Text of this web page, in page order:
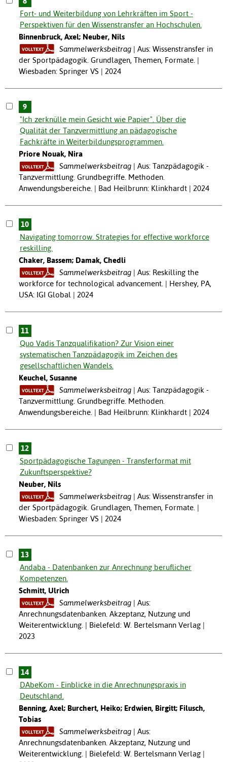
Fort- und Weiterbildung von Lehrkräften im Sport -
Perspektiven für den Wissenstransfer an Hochschulen.
Binnenbruck, Axel; Neuber, Nils
Sammelwerksbeitrag
Aus: Wissenstransfer in
der Sportpädagogik. Grundlagen, Themen, Formate. |
Wiesbaden: Springer VS | 2024
9
"Ich zerknülle mein Gesicht wie Papier". Über die
Qualität der Tanzvermittlung an pädagogische
Fachkräfte in Weiterbildungsprogrammen.
Priore Nouak, Nira
Sammelwerksbeitrag
Aus: Tanzpädagogik -
Tanzvermittlung. Grundbegriffe. Methoden.
Anwendungsbereiche. | Bad Heilbrunn: Klinkhardt | 2024
10
Navigating tomorrow. Strategies for effective workforce
reskilling.
Chaker, Bassem; Damak, Chedli
Sammelwerksbeitrag
Aus: Reskilling the
workforce for technological advancement. | Hershey, PA,
USA: IGI Global | 2024
11
Quo Vadis Tanzqualifikation? Zur Vision einer
systematischen Tanzpädagogik im Zeichen des
gesellschaftlichen Wandels.
Keuchel, Susanne
Sammelwerksbeitrag
Aus: Tanzpädagogik -
Tanzvermittlung. Grundbegriffe. Methoden.
Anwendungsbereiche. | Bad Heilbrunn: Klinkhardt | 2024
12
Sportpädagogische Tagungen - Transferformat mit
Zukunftsperspektive?
Neuber, Nils
Sammelwerksbeitrag
Aus: Wissenstransfer in
der Sportpädagogik. Grundlagen, Themen, Formate. |
Wiesbaden: Springer VS | 2024
13
Andaba - Datenbanken zur Anrechnung beruflicher
Kompetenzen.
Schmitt, Ulrich
Sammelwerksbeitrag
Aus:
Anrechnungsdatenbanken. Akzeptanz, Nutzung und
Weiterentwicklung. | Bielefeld: W. Bertelsmann Verlag |
2023
14
DAbeKom - Einblicke in die Anrechnungspraxis in
Deutschland.
Benning, Axel; Burchert, Heiko; Erdwien, Birgitt; Filusch,
Tobias
Sammelwerksbeitrag
Aus:
Anrechnungsdatenbanken. Akzeptanz, Nutzung und
Weiterentwicklung. | Bielefeld: W. Bertelsmann Verlag |